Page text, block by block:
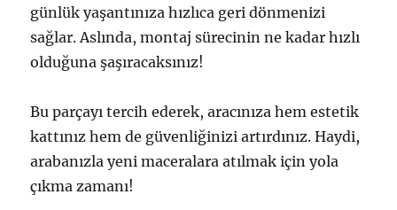
günlük yaşantınıza hızlıca geri dönmenizi
sağlar. Aslında, montaj sürecinin ne kadar hızlı
olduğuna şaşıracaksınız!
Bu parçayı tercih ederek, aracınıza hem estetik
kattınız hem de güvenliğinizi artırdınız. Haydi,
arabanızla yeni maceralara atılmak için yola
çıkma zamanı!